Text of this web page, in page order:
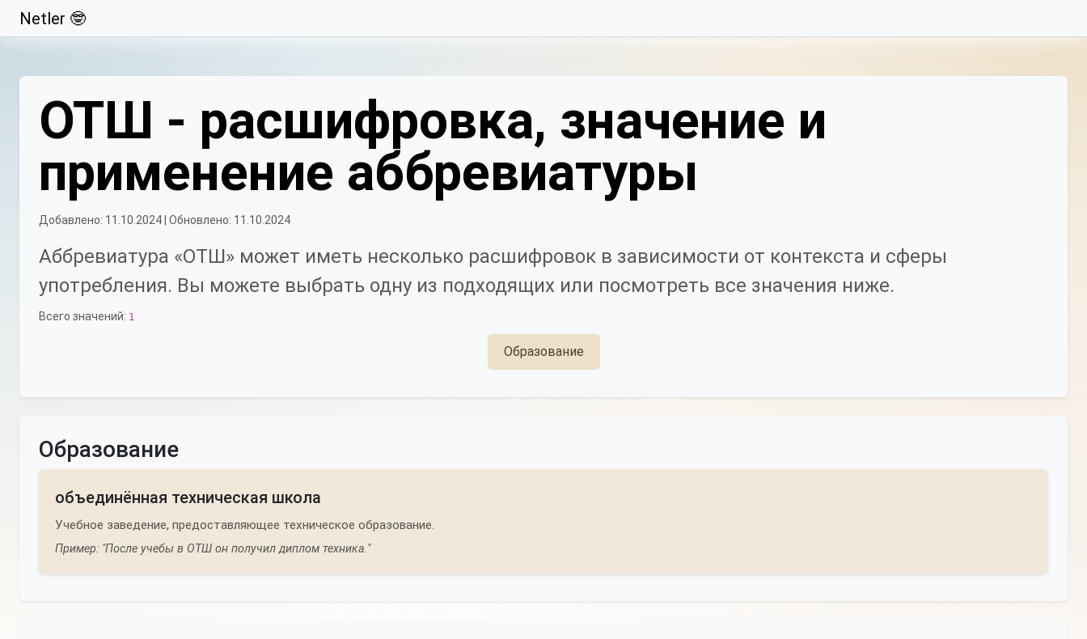
Свернуть
Netler 🤓
ОТШ - расшифровка, значение и
применение аббревиатуры
Добавлено: 11.10.2024 | Обновлено: 11.10.2024
Аббревиатура «ОТШ» может иметь несколько расшифровок в зависимости от контекста и сферы
употребления. Вы можете выбрать одну из подходящих или посмотреть все значения ниже.
Всего значений: 1
Образование
Образование
объединённая техническая школа
Учебное заведение, предоставляющее техническое образование.
Пример: "После учебы в ОТШ он получил диплом техника."